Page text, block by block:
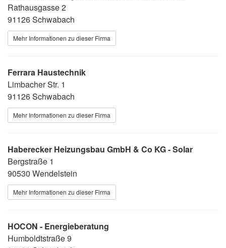
Rathausgasse 2
91126 Schwabach
Mehr Informationen zu dieser Firma
Ferrara Haustechnik
Limbacher Str. 1
91126 Schwabach
Mehr Informationen zu dieser Firma
Haberecker Heizungsbau GmbH & Co KG - Solar
Bergstraße 1
90530 Wendelstein
Mehr Informationen zu dieser Firma
HOCON - Energieberatung
Humboldtstraße 9